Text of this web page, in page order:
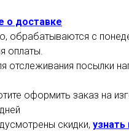
о доставке
обрабатываются с
оплаты.
отслеживания посылки
оформить заказ на
скидки,